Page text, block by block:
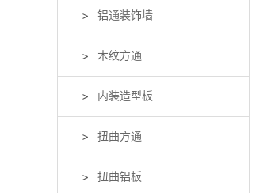
铝通装饰墙
木纹方通
内装造型板
扭曲方通
扭曲铝板